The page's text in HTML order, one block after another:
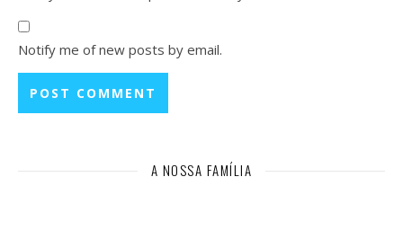
Notify me of new posts by email.
A NOSSA FAMÍLIA